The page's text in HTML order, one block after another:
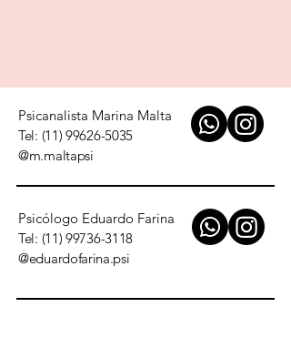
Psicanalista Marina Malta
Tel: (11) 99626-5035
@m.maltapsi
Psicólogo Eduardo Farina
Tel: (11) 99736-3118
@eduardofarina.psi